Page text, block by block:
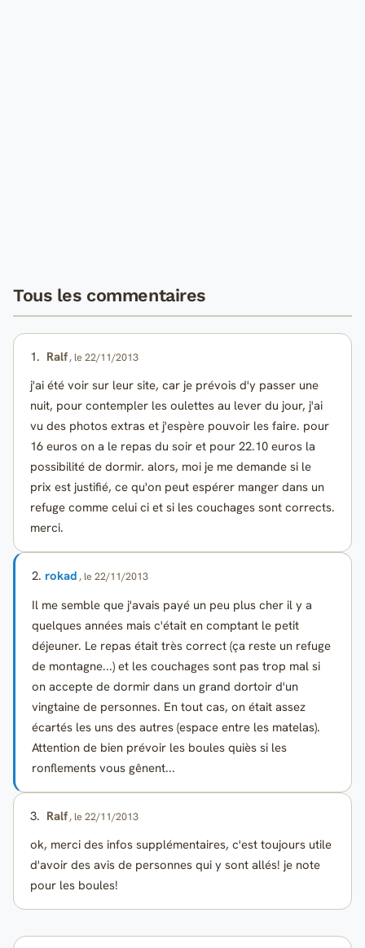
Tous les commentaires
1. Ralf, le 22/11/2013
j'ai été voir sur leur site, car je prévois d'y passer une
nuit, pour contempler les oulettes au lever du jour, j'ai
vu des photos extras et j'espère pouvoir les faire. pour
16 euros on a le repas du soir et pour 22.10 euros la
possibilité de dormir. alors, moi je me demande si le
prix est justifié, ce qu'on peut espérer manger dans un
refuge comme celui ci et si les couchages sont corrects.
merci.
2. rokad , le 22/11/2013
Il me semble que j'avais payé un peu plus cher il y a
quelques années mais c'était en comptant le petit
déjeuner. Le repas était très correct (ça reste un refuge
de montagne...) et les couchages sont pas trop mal si
on accepte de dormir dans un grand dortoir d'un
vingtaine de personnes. En tout cas, on était assez
écartés les uns des autres (espace entre les matelas).
Attention de bien prévoir les boules quiès si les
ronflements vous gênent...
3. Ralf, le 22/11/2013
ok, merci des infos supplémentaires, c'est toujours utile
d'avoir des avis de personnes qui y sont allés! je note
pour les boules!